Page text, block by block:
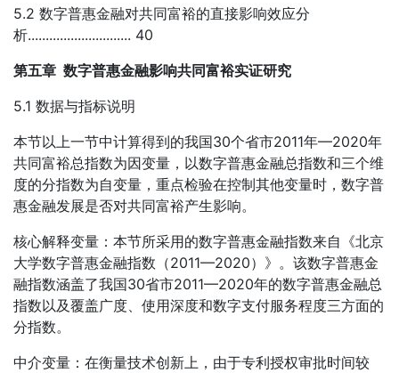
5.2 数字普惠金融对共同富裕的直接影响效应分
析............................. 40
第五章 数字普惠金融影响共同富裕实证研究
5.1 数据与指标说明
本节以上一节中计算得到的我国30个省市2011年—2020年
共同富裕总指数为因变量，以数字普惠金融总指数和三个维
度的分指数为自变量，重点检验在控制其他变量时，数字普
惠金融发展是否对共同富裕产生影响。
核心解释变量：本节所采用的数字普惠金融指数来自《北京
大学数字普惠金融指数（2011—2020）》。该数字普惠金
融指数涵盖了我国30省市2011—2020年的数字普惠金融总
指数以及覆盖广度、使用深度和数字支付服务程度三方面的
分指数。
中介变量：在衡量技术创新上，由于专利授权审批时间较